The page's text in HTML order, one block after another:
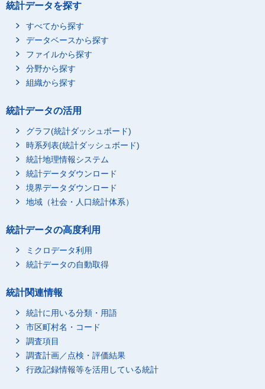
統計データを探す
すべてから探す
データベースから探す
ファイルから探す
分野から探す
組織から探す
統計データの活用
グラフ(統計ダッシュボード)
時系列表(統計ダッシュボード)
統計地理情報システム
統計データダウンロード
境界データダウンロード
地域（社会・人口統計体系）
統計データの高度利用
ミクロデータ利用
統計データの自動取得
統計関連情報
統計に用いる分類・用語
市区町村名・コード
調査項目
調査計画／点検・評価結果
行政記録情報等を活用している統計